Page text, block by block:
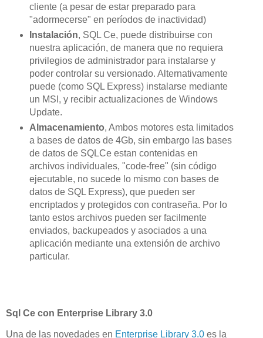
cliente (a pesar de estar preparado para
"adormecerse" en períodos de inactividad)
Instalación, SQL Ce, puede distribuirse con
nuestra aplicación, de manera que no requiera
privilegios de administrador para instalarse y
poder controlar su versionado. Alternativamente
puede (como SQL Express) instalarse mediante
un MSI, y recibir actualizaciones de Windows
Update.
Almacenamiento, Ambos motores esta limitados
a bases de datos de 4Gb, sin embargo las bases
de datos de SQLCe estan contenidas en
archivos individuales, "code-free" (sin código
ejecutable, no sucede lo mismo con bases de
datos de SQL Express), que pueden ser
encriptados y protegidos con contraseña. Por lo
tanto estos archivos pueden ser facilmente
enviados, backupeados y asociados a una
aplicación mediante una extensión de archivo
particular.
Sql Ce con Enterprise Library 3.0
Una de las novedades en Enterprise Library 3.0 es la